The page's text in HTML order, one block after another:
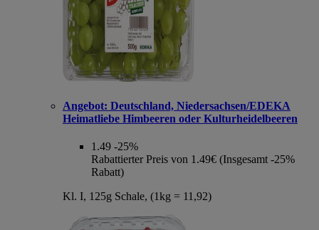
Angebot: Deutschland, Niedersachsen/EDEKA
Heimatliebe Himbeeren oder Kulturheidelbeeren
1.49 -25%
Rabattierter Preis von 1.49€ (Insgesamt -25%
Rabatt)
Kl. I, 125g Schale, (1kg = 11,92)